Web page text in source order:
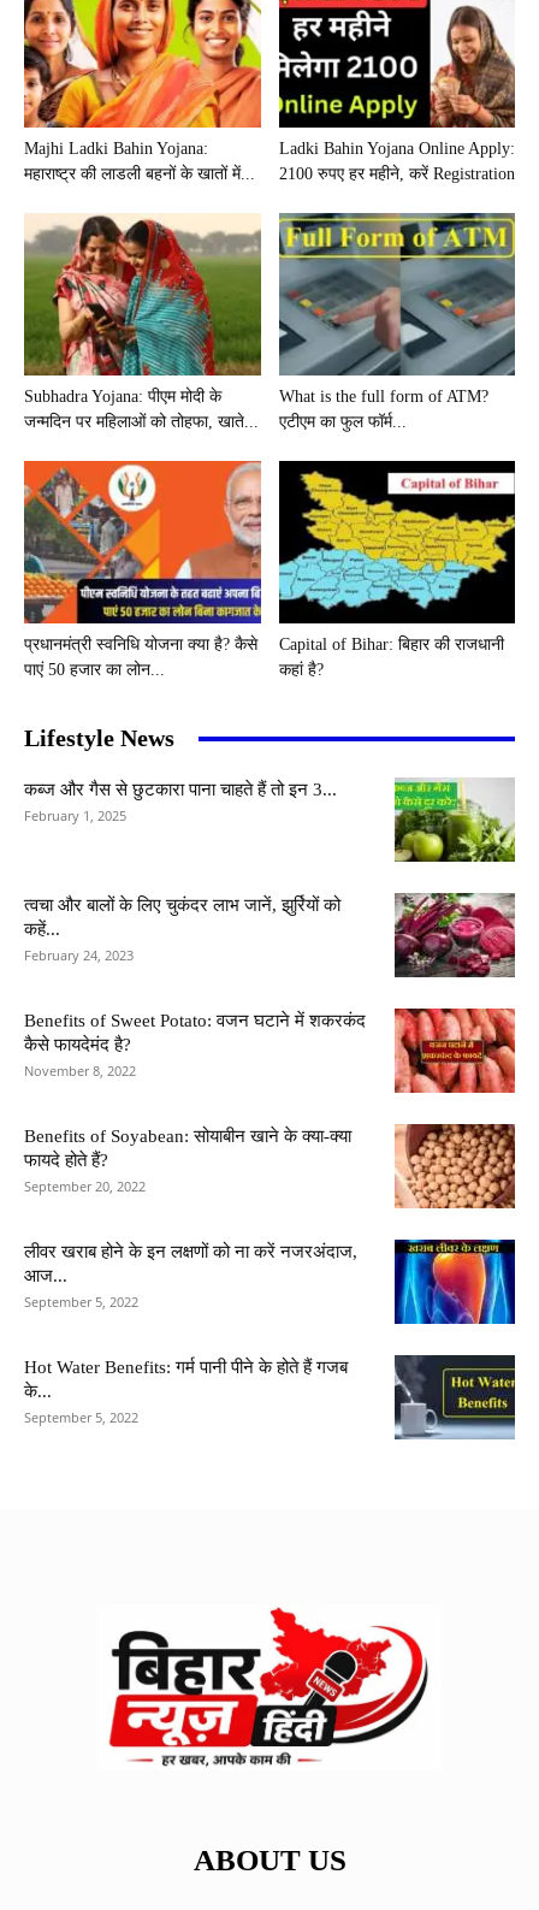
Majhi Ladki Bahin Yojana:
महाराष्ट्र की लाडली बहनों के खातों में...
Ladki Bahin Yojana Online Apply:
2100 रुपए हर महीने, करें Registration
Subhadra Yojana: पीएम मोदी के
जन्मदिन पर महिलाओं को तोहफा, खाते...
What is the full form of ATM?
एटीएम का फुल फॉर्म...
प्रधानमंत्री स्वनिधि योजना क्या है? कैसे
पाएं 50 हजार का लोन...
Capital of Bihar: बिहार की राजधानी
कहां है?
Lifestyle News
कब्ज और गैस से छुटकारा पाना चाहते हैं तो इन 3...
February 1, 2025
त्वचा और बालों के लिए चुकंदर लाभ जानें, झुर्रियों को
कहें...
February 24, 2023
Benefits of Sweet Potato: वजन घटाने में शकरकंद
कैसे फायदेमंद है?
November 8, 2022
Benefits of Soyabean: सोयाबीन खाने के क्या-क्या
फायदे होते हैं?
September 20, 2022
लीवर खराब होने के इन लक्षणों को ना करें नजरअंदाज,
आज...
September 5, 2022
Hot Water Benefits: गर्म पानी पीने के होते हैं गजब
के...
September 5, 2022
ABOUT US